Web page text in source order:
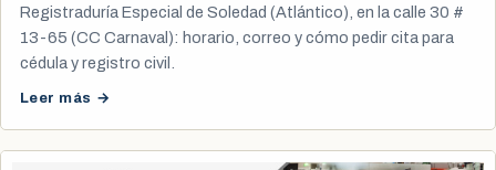
Registraduría Especial de Soledad (Atlántico), en la calle 30 #
13-65 (CC Carnaval): horario, correo y cómo pedir cita para
cédula y registro civil.
Leer más →